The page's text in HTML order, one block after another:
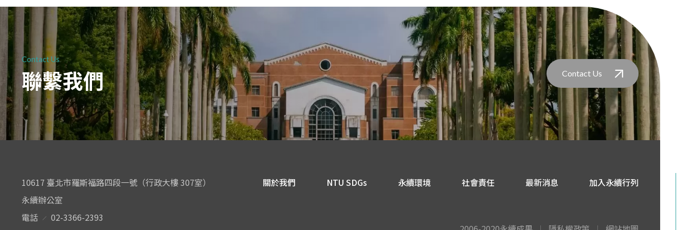
Contact Us
聯繫我們 Contact Us
10617 臺北市羅斯福路四段一號（行政大樓 307室）
永續辦公室
電話
02-3366-2393
關於我們 NTU SDGs 永續環境 社會責任 最新消息 加入永續行列